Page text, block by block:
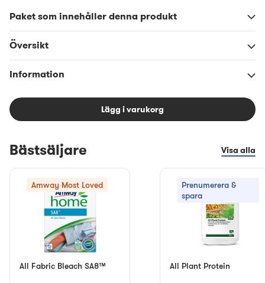
Paket som innehåller denna produkt
Översikt
Information
Lägg i varukorg
Bästsäljare Visa alla
Amway Most Loved
All Fabric Bleach SA8™
Prenumerera &
spara
All Plant Protein